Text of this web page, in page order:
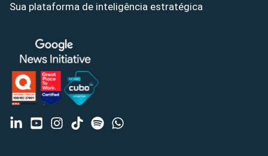
Sua plataforma de inteligência estratégica